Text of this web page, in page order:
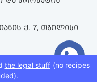
Ქ. 7, ᲗᲑᲘᲚᲘᲡᲘ
the legal stuff(no recipes